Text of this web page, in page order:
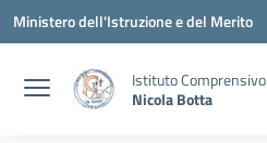
Vai ai contenuti
Vai al menu di navigazione
Vai al footer
Ministero dell'Istruzione e del Merito
Istituto Comprensivo
Nicola Botta